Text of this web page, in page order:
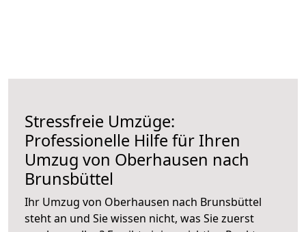
Stressfreie Umzüge:
Professionelle Hilfe für Ihren
Umzug von Oberhausen nach
Brunsbüttel
Ihr Umzug von Oberhausen nach Brunsbüttel
steht an und Sie wissen nicht, was Sie zuerst